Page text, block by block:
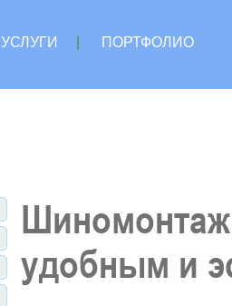
УСЛУГИ
ПОРТФОЛИО
удобным и